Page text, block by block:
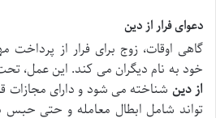
دعوای فرار از دین
گاهی اوقات، زوج برای فرار از پرداخت
خود به نام دیگران می کند. این عمل،
از دین شناخته می شود و دارای مجازات
تواند شامل ابطال معامله و حتی حبس